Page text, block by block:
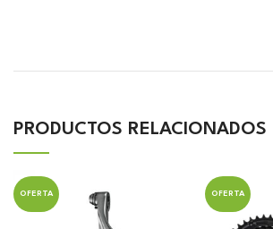
PRODUCTOS RELACIONADOS
OFERTA OFERTA